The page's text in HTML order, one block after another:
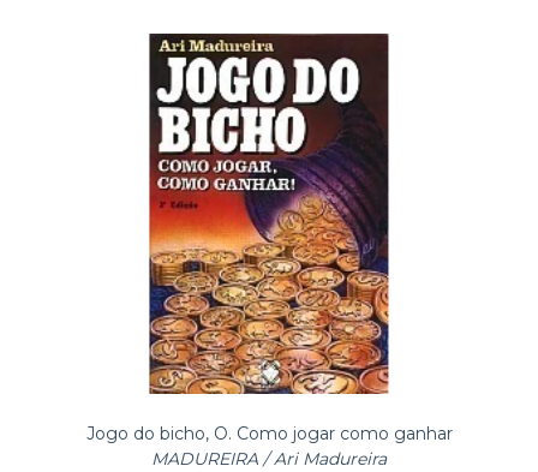
Jogo do bicho, O. Como jogar como ganhar
MADUREIRA / Ari Madureira